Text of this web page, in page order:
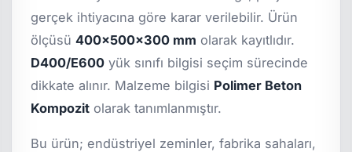
gerçek ihtiyacına göre karar verilebilir. Ürün
ölçüsü400x500x300 mm olarak kayıtlıdır.
D400/E600 yük sınıfı bilgisi seçim sürecinde
dikkate alınır. Malzeme bilgisi Polimer Beton
Kompozit olarak tanımlanmıştır.
Bu ürün; endüstriyel zeminler, fabrika sahaları,